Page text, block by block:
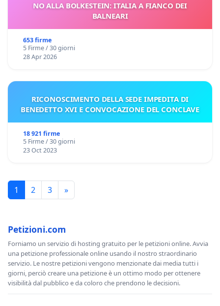
NO ALLA BOLKESTEIN: ITALIA A FIANCO DEI
BALNEARI
653 firme
5 Firme / 30 giorni
28 Apr 2026
RICONOSCIMENTO DELLA SEDE IMPEDITA DI
BENEDETTO XVI E CONVOCAZIONE DEL CONCLAVE
18 921 firme
5 Firme / 30 giorni
23 Oct 2023
1 2 3 »
Petizioni.com
Forniamo un servizio di hosting gratuito per le petizioni online. Avvia
una petizione professionale online usando il nostro straordinario
servizio. Le nostre petizioni vengono menzionate dai media tutti i
giorni, perciò creare una petizione è un ottimo modo per ottenere
visibilità dal pubblico e da coloro che prendono le decisioni.